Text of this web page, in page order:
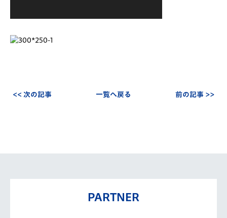
<< 次の記事 一覧へ戻る 前の記事 >>
PARTNER